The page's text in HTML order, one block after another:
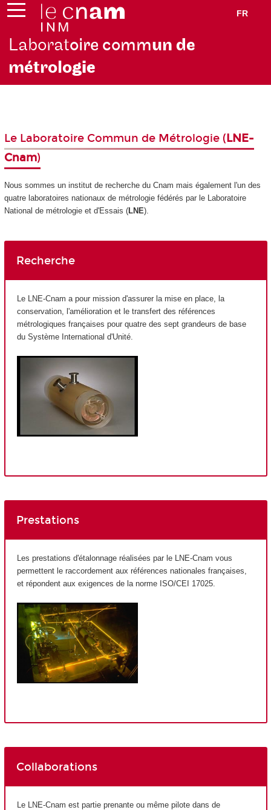
FR
Laboratoire commun de
métrologie
Le Laboratoire Commun de Métrologie (LNE-
Cnam)
Nous sommes un institut de recherche du Cnam mais également l'un des
quatre laboratoires nationaux de métrologie fédérés par le Laboratoire
National de métrologie et d'Essais (LNE).
Recherche
Le LNE-Cnam a pour mission d'assurer la mise en place, la
conservation, l'amélioration et le transfert des références
métrologiques françaises pour quatre des sept grandeurs de base
du Système International d'Unité.
Prestations
Les prestations d'étalonnage réalisées par le LNE-Cnam vous
permettent le raccordement aux références nationales françaises,
et répondent aux exigences de la norme ISO/CEI 17025.
Collaborations
Le LNE-Cnam est partie prenante ou même pilote dans de